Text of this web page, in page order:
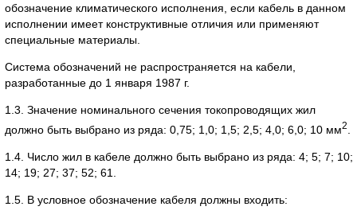
обозначение климатического исполнения, если кабель в данном
исполнении имеет конструктивные отличия или применяют
специальные материалы.
Система обозначений не распространяется на кабели,
разработанные до 1 января 1987 г.
1.3. Значение номинального сечения токопроводящих жил
должно быть выбрано из ряда: 0,75; 1,0; 1,5; 2,5; 4,0; 6,0; 10 мм2
1.4. Число жил в кабеле должно быть выбрано из ряда: 4; 5; 7; 10;
14; 19; 27; 37; 52; 61.
1.5. В условное обозначение кабеля должны входить: